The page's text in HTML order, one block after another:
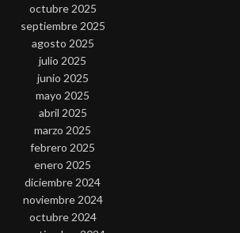
octubre 2025
septiembre 2025
agosto 2025
julio 2025
junio 2025
mayo 2025
abril 2025
marzo 2025
febrero 2025
enero 2025
diciembre 2024
noviembre 2024
octubre 2024